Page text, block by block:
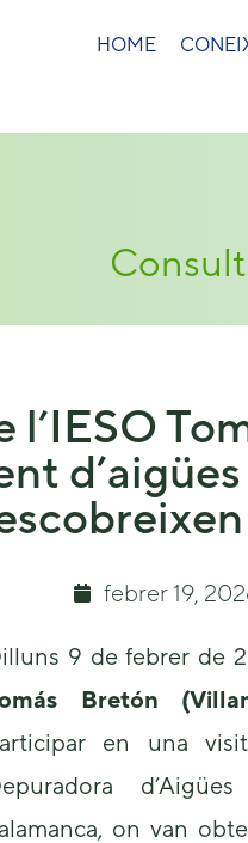
HOME
l’IESO
febrer 19,
9 de febrer de
Bretón
en una
on van